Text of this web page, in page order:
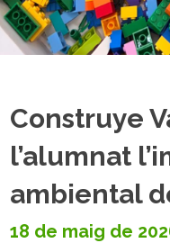
Construye
l’alumnat
ambiental
18 de maig de